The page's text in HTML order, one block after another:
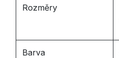
Rozměry
Barva